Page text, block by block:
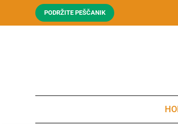
PODRŽITE PEŠČANIK